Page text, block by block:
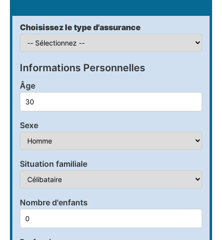
Choisissez le type d'assurance
Informations Personnelles
Âge
Sexe
Situation familiale
Nombre d'enfants